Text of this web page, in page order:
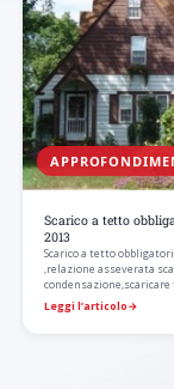
Scarico a tetto
2013
Scarico a tetto
,relazione asseverata
scaricare…
Leggi l’articolo→